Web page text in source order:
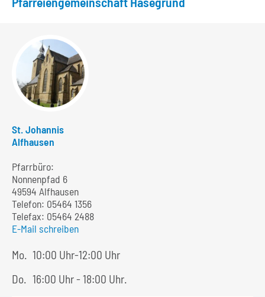
St. Johannis
Alfhausen
Pfarrbüro:
Nonnenpfad 6
49594 Alfhausen
Telefon: 05464 1356
Telefax: 05464 2488
E-Mail schreiben
Mo.
10:00 Uhr-12:00 Uhr
Do.
16:00 Uhr - 18:00 Uhr.